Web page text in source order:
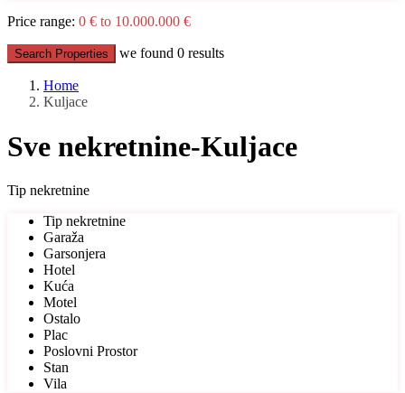
Price range: 0 € to 10.000.000 €
Search Properties we found 0 results
Home
Kuljace
Sve nekretnine-Kuljace
Tip nekretnine
Tip nekretnine
Garaža
Garsonjera
Hotel
Kuća
Motel
Ostalo
Plac
Poslovni Prostor
Stan
Vila